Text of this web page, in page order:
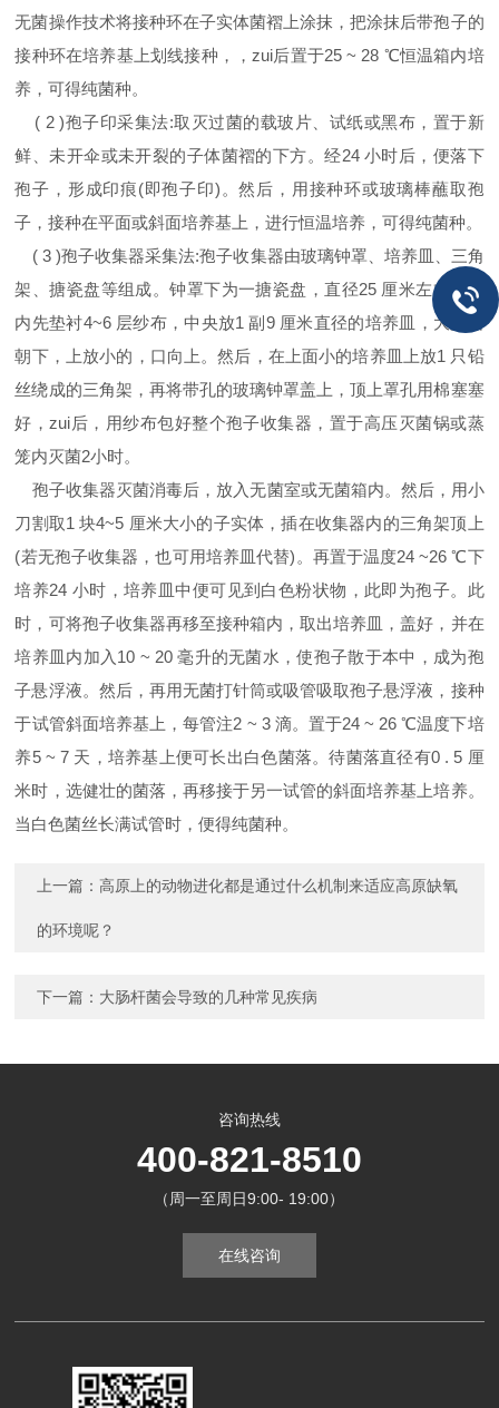
无菌操作技术将接种环在子实体菌褶上涂抹，把涂抹后带孢子的
接种环在培养基上划线接种，，zui后置于25 ~ 28 ℃恒温箱内培
养，可得纯菌种。
( 2 )孢子印采集法:取灭过菌的载玻片、试纸或黑布，置于新
鲜、未开伞或未开裂的子体菌褶的下方。经24 小时后，便落下
孢子，形成印痕(即孢子印)。然后，用接种环或玻璃棒蘸取孢
子，接种在平面或斜面培养基上，进行恒温培养，可得纯菌种。
( 3 )孢子收集器采集法:孢子收集器由玻璃钟罩、培养皿、三角
架、搪瓷盘等组成。钟罩下为一搪瓷盘，直径25 厘米左右，盘
内先垫衬4~6 层纱布，中央放1 副9 厘米直径的培养皿，大盖口
朝下，上放小的，口向上。然后，在上面小的培养皿上放1 只铅
丝绕成的三角架，再将带孔的玻璃钟罩盖上，顶上罩孔用棉塞塞
好，zui后，用纱布包好整个孢子收集器，置于高压灭菌锅或蒸
笼内灭菌2小时。
孢子收集器灭菌消毒后，放入无菌室或无菌箱内。然后，用小
刀割取1 块4~5 厘米大小的子实体，插在收集器内的三角架顶上
(若无孢子收集器，也可用培养皿代替)。再置于温度24 ~26 ℃下
培养24 小时，培养皿中便可见到白色粉状物，此即为孢子。此
时，可将孢子收集器再移至接种箱内，取出培养皿，盖好，并在
培养皿内加入10 ~ 20 毫升的无菌水，使孢子散于本中，成为孢
子悬浮液。然后，再用无菌打针筒或吸管吸取孢子悬浮液，接种
于试管斜面培养基上，每管注2 ~ 3 滴。置于24 ~ 26 ℃温度下培
养5 ~ 7 天，培养基上便可长出白色菌落。待菌落直径有0 . 5 厘
米时，选健壮的菌落，再移接于另一试管的斜面培养基上培养。
当白色菌丝长满试管时，便得纯菌种。
上一篇：高原上的动物进化都是通过什么机制来适应高原缺氧
的环境呢？
下一篇： 大肠杆菌会导致的几种常见疾病
咨询热线
400-821-8510
（周一至周日9:00- 19:00）
在线咨询